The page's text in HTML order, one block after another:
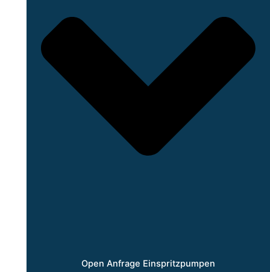
Open Anfrage Einspritzpumpen